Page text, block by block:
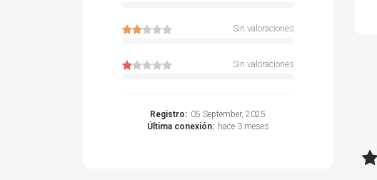
Sin valoraciones
Sin valoraciones
Registro: 05 September, 2025
Última conexión: hace 3 meses